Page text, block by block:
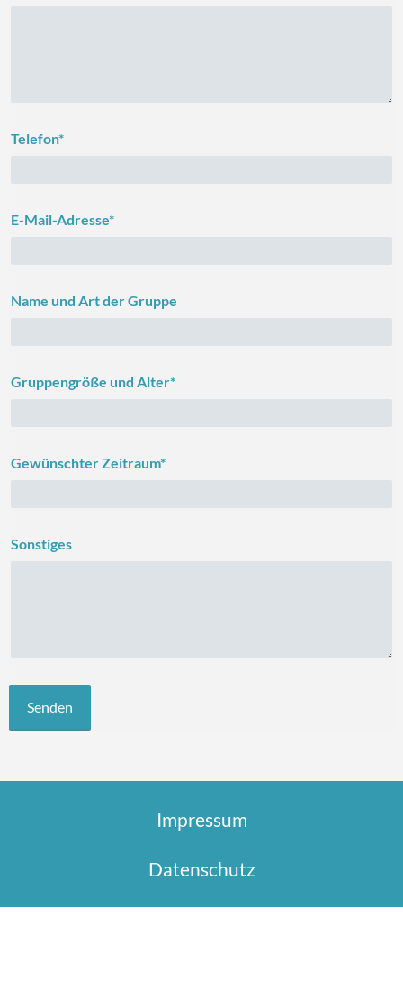
Telefon*
E-Mail-Adresse*
Name und Art der Gruppe
Gruppengröße und Alter*
Gewünschter Zeitraum*
Sonstiges
Impressum
Datenschutz